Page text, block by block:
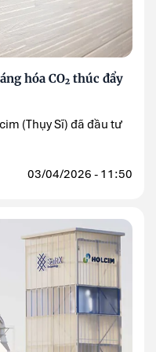
hóa CO₂ thúc đẩy
(Thụy Sĩ) đã đầu tư
03/04/2026 - 11:50